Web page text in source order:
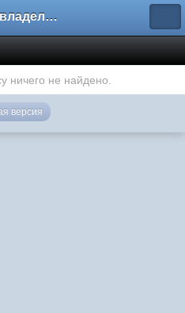
Форум владельцев интернет-магазинов
ничего не найдено.
версия